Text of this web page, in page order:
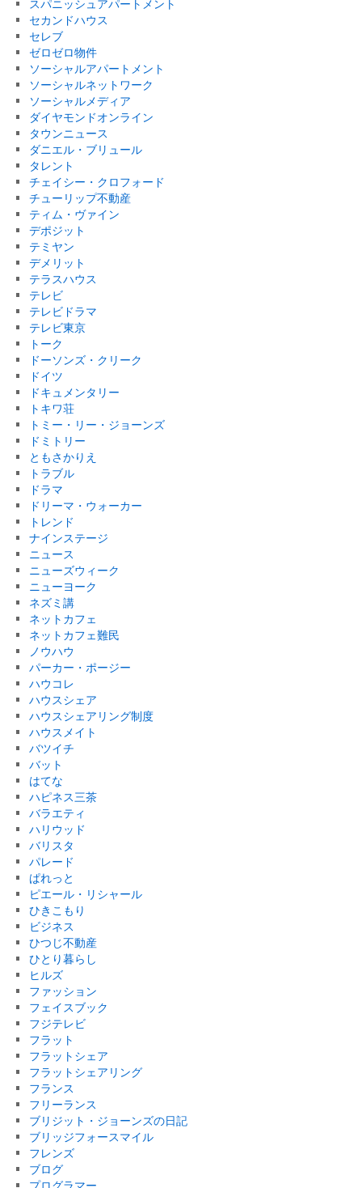
スパニッシュアパートメント
セカンドハウス
セレブ
ゼロゼロ物件
ソーシャルアパートメント
ソーシャルネットワーク
ソーシャルメディア
ダイヤモンドオンライン
タウンニュース
ダニエル・ブリュール
タレント
チェイシー・クロフォード
チューリップ不動産
ティム・ヴァイン
デポジット
テミヤン
デメリット
テラスハウス
テレビ
テレビドラマ
テレビ東京
トーク
ドーソンズ・クリーク
ドイツ
ドキュメンタリー
トキワ荘
トミー・リー・ジョーンズ
ドミトリー
ともさかりえ
トラブル
ドラマ
ドリーマ・ウォーカー
トレンド
ナインステージ
ニュース
ニューズウィーク
ニューヨーク
ネズミ講
ネットカフェ
ネットカフェ難民
ノウハウ
パーカー・ポージー
ハウコレ
ハウスシェア
ハウスシェアリング制度
ハウスメイト
バツイチ
バット
はてな
ハピネス三茶
バラエティ
ハリウッド
バリスタ
パレード
ぱれっと
ピエール・リシャール
ひきこもり
ビジネス
ひつじ不動産
ひとり暮らし
ヒルズ
ファッション
フェイスブック
フジテレビ
フラット
フラットシェア
フラットシェアリング
フランス
フリーランス
ブリジット・ジョーンズの日記
ブリッジフォースマイル
フレンズ
ブログ